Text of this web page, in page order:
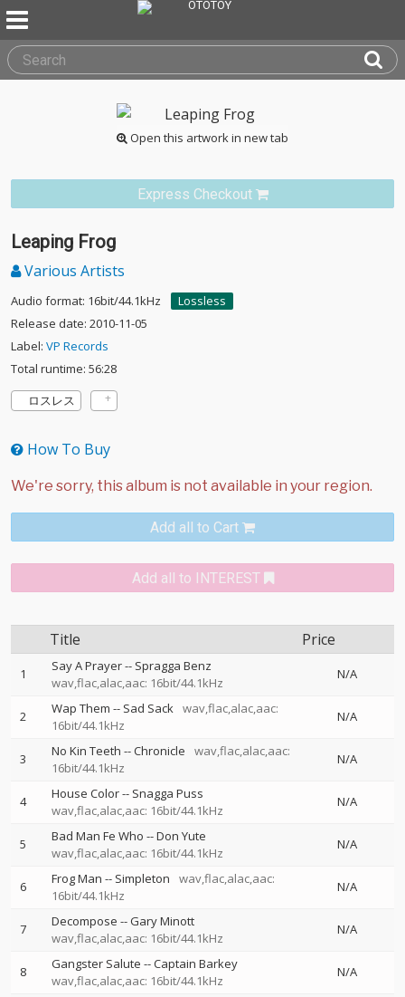
Open this artwork in new tab
Express Checkout
Leaping Frog
Various Artists
Audio format: 16bit/44.1kHz
Lossless
Release date: 2010-11-05
Label: VP Records
Total runtime: 56:28
ロスレス
How To Buy
Add all to Cart
Add all to INTEREST
Title Price
1 Say A Prayer-- Spragga Benz
wav,flac,alac,aac: 16bit/44.1kHz
N/A
2 Wap Them -- Sad Sack wav,flac,alac,aac:
16bit/44.1kHz
N/A
3 No Kin Teeth --Chronicle
wav,flac,alac,aac:
16bit/44.1kHz
N/A
4 House Color-- Snagga Puss
wav,flac,alac,aac: 16bit/44.1kHz
N/A
5 Bad Man Fe Who --Don Yute
wav,flac,alac,aac: 16bit/44.1kHz
N/A
6 Frog Man -- Simpleton
wav,flac,alac,aac:
16bit/44.1kHz
N/A
7 Decompose --Gary Minott
wav,flac,alac,aac: 16bit/44.1kHz
N/A
8 Gangster Salute --Captain Barkey
wav,flac,alac,aac: 16bit/44.1kHz
N/A